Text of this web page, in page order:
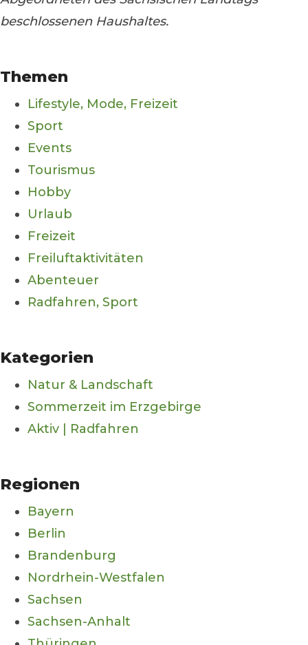
beschlossenen Haushaltes.
Themen
Lifestyle, Mode, Freizeit
Sport
Events
Tourismus
Hobby
Urlaub
Freizeit
Freiluftaktivitäten
Abenteuer
Radfahren, Sport
Kategorien
Natur & Landschaft
Sommerzeit im Erzgebirge
Aktiv | Radfahren
Regionen
Bayern
Berlin
Brandenburg
Nordrhein-Westfalen
Sachsen
Sachsen-Anhalt